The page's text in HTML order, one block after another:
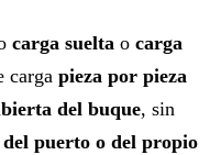
carga suelta o carga
carga pieza por pieza
del buque, sin
puerto o del propio